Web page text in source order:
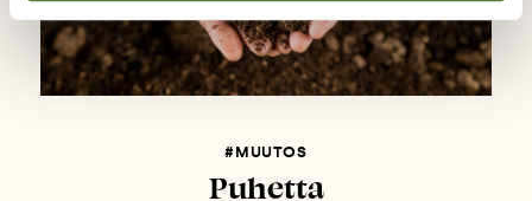
#MUUTOS
Puhetta